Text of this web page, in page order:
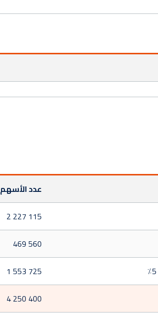
عدد الأسهم
2 227 115
469 560
1 553 725
4 250 400